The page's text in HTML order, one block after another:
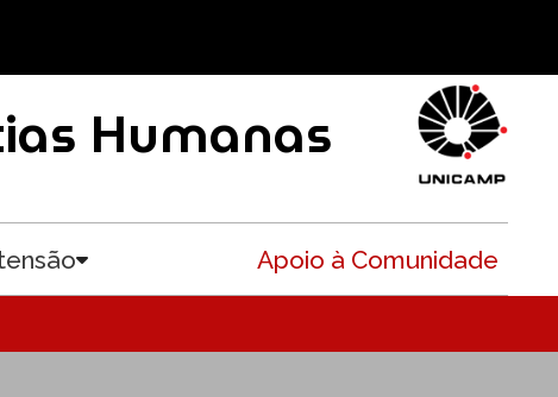
Humanas
Apoio à Comunidade